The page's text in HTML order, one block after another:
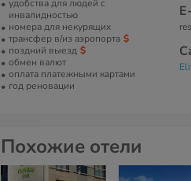
удобства для людей с
инвалидностью
номера для некурящих
трансфер в/из аэропорта
поздний выезд
обмен валют
оплата платежными картами
год реновации
Похожие отели